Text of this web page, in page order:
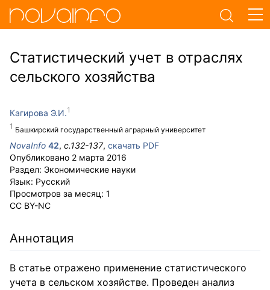
Статистический учет в отраслях
сельского хозяйства
Кагирова Э.И.
Башкирский государственный аграрный университет
NovaInfo 42, с.132-137, скачать PDF
Опубликовано 2 марта 2016
Раздел: Экономические науки
Язык: Русский
Просмотров за месяц: 1
CC BY-NC
Аннотация
В статье отражено применение статистического
учета в сельском хозяйстве. Проведен анализ